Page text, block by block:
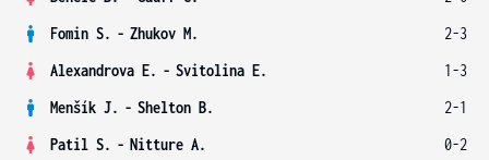
Fomin S. - Zhukov M.
2-3
Alexandrova E. - Svitolina E.
1-3
Menšík J. - Shelton B.
2-1
Patil S. - Nitture A.
0-2